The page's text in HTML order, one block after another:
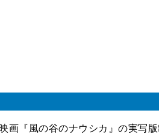
『風の谷のナウシカ』の実写